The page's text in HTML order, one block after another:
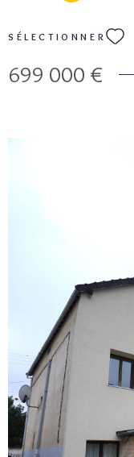
SÉLECTIONNER
699 000 €